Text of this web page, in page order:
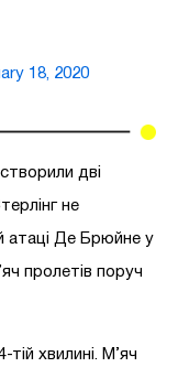
18, 2020
створили дві
не
атаці Де Брюйне у
пролетів поруч
хвилині. М’яч